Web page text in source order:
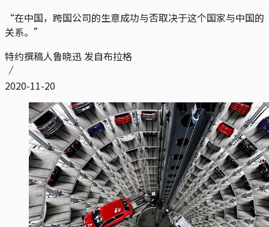
“在中国，跨国公司的生意成功与否取决于这个国家与中国的
关系。”
特约撰稿人鲁晓迅 发自布拉格
2020-11-20